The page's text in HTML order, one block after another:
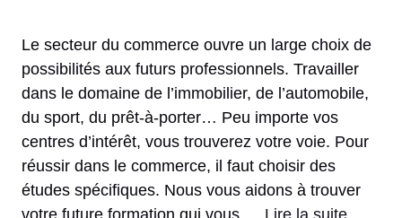
Le secteur du commerce ouvre un large choix de
possibilités aux futurs professionnels. Travailler
dans le domaine de l’immobilier, de l’automobile,
du sport, du prêt-à-porter… Peu importe vos
centres d’intérêt, vous trouverez votre voie. Pour
réussir dans le commerce, il faut choisir des
études spécifiques. Nous vous aidons à trouver
votre future formation qui vous … Lire la suite